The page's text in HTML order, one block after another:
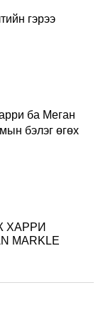
гэрээ
ба Меган
бэлэг өгөх
ХАРРИ
MARKLE